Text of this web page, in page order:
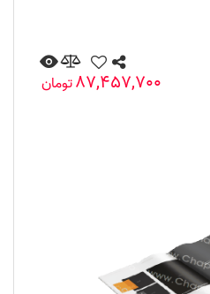
87,457,700تومان